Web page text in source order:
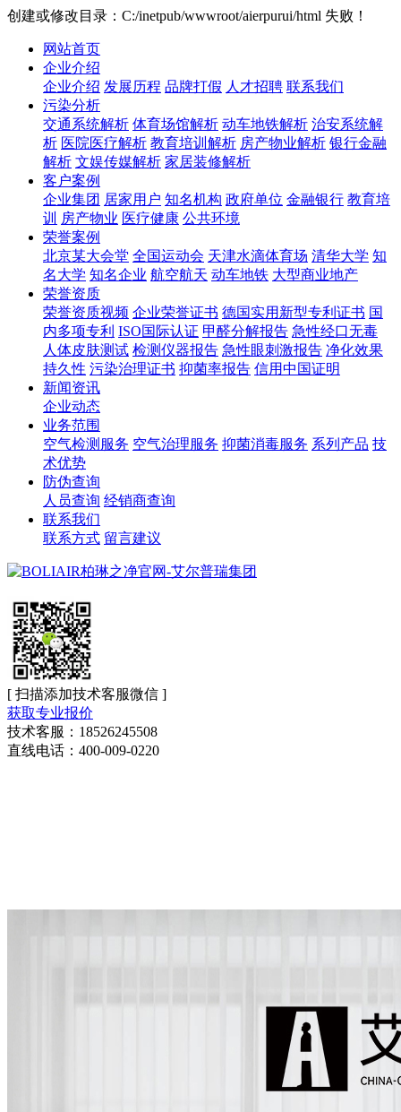
创建或修改目录：C:/inetpub/wwwroot/aierpurui/html 失败！
网站首页
企业介绍
企业介绍 发展历程 品牌打假 人才招聘 联系我们
污染分析
交通系统解析 体育场馆解析 动车地铁解析 治安系统解
析 医院医疗解析 教育培训解析 房产物业解析 银行金融
解析 文娱传媒解析 家居装修解析
客户案例
企业集团 居家用户 知名机构 政府单位 金融银行 教育培
训
房产物业 医疗健康 公共环境
荣誉案例
北京某大会堂 全国运动会 天津水滴体育场 清华大学 知
名大学 知名企业 航空航天 动车地铁 大型商业地产
荣誉资质
荣誉资质视频 企业荣誉证书 德国实用新型专利证书 国
内多项专利 ISO国际认证 甲醛分解报告 急性经口无毒
人体皮肤测试 检测仪器报告 急性眼刺激报告 净化效果
持久性 污染治理证书 抑菌率报告 信用中国证明
新闻资讯
企业动态
业务范围
空气检测服务 空气治理服务 抑菌消毒服务 系列产品 技
术优势
防伪查询
人员查询 经销商查询
联系我们
联系方式 留言建议
[ 扫描添加技术客服微信 ]
获取专业报价
技术客服：18526245508
直线电话：400-009-0220